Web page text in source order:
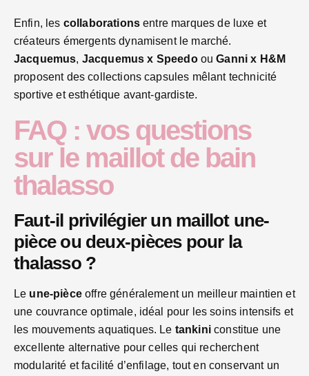
Enfin, les collaborations entre marques de luxe et
créateurs émergents dynamisent le marché.
Jacquemus, Jacquemus x SpeedoouGanni x H&M
proposent des collections capsules mêlant technicité
sportive et esthétique avant-gardiste.
FAQ : vos questions
sur le maillot de bain
thalasso
Faut-il privilégier un maillot une-
pièce ou deux-pièces pour la
thalasso ?
Le une-pièceoffre généralement un meilleur maintien et
une couvrance optimale, idéal pour les soins intensifs et
les mouvements aquatiques. Le tankiniconstitue une
excellente alternative pour celles qui recherchent
modularité et facilité d’enfilage, tout en conservant un